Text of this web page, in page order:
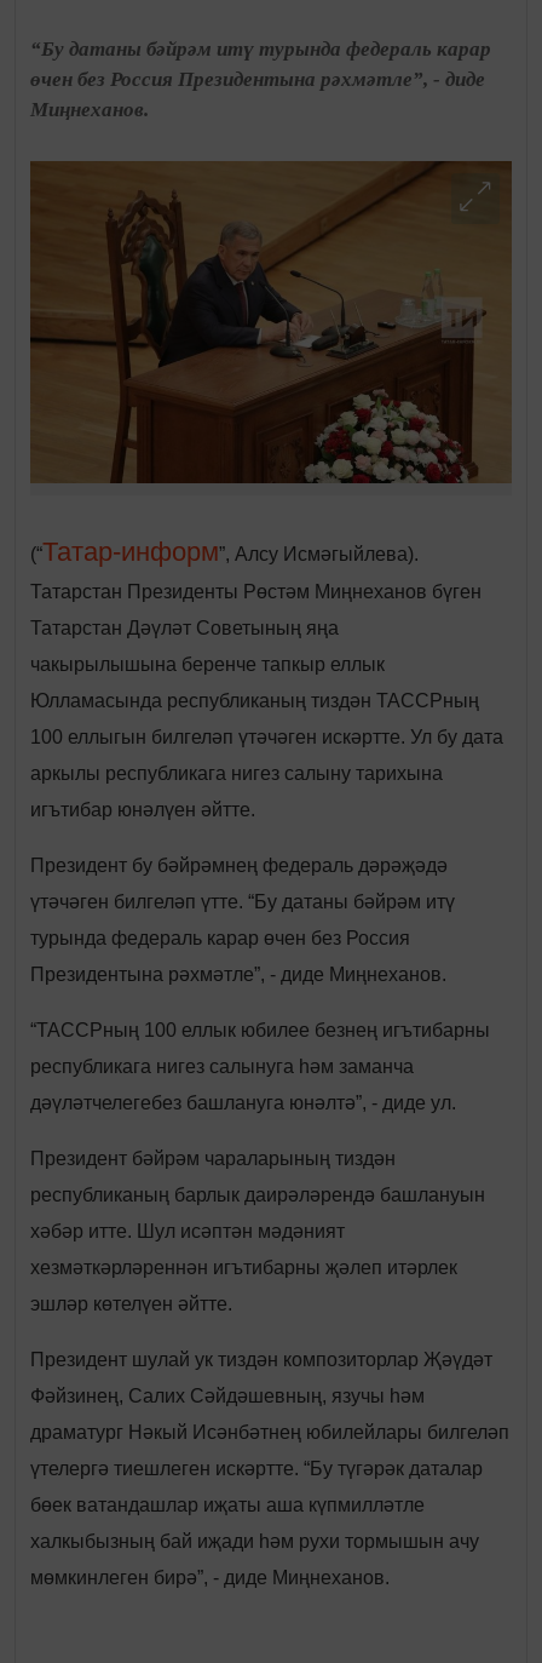
“Бу датаны бәйрәм итү турында федераль карар
өчен без Россия Президентына рәхмәтле”, - диде
Миңнеханов.
(“Татар-информ”, Алсу Исмәгыйлева).
Татарстан Президенты Рөстәм Миңнеханов бүген
Татарстан Дәүләт Советының яңа
чакырылышына беренче тапкыр еллык
Юлламасында республиканың тиздән ТАССРның
100 еллыгын билгеләп үтәчәген искәртте. Ул бу дата
аркылы республикага нигез салыну тарихына
игътибар юнәлүен әйтте.
Президент бу бәйрәмнең федераль дәрәҗәдә
үтәчәген билгеләп үтте. “Бу датаны бәйрәм итү
турында федераль карар өчен без Россия
Президентына рәхмәтле”, - диде Миңнеханов.
“ТАССРның 100 еллык юбилее безнең игътибарны
республикага нигез салынуга һәм заманча
дәүләтчелегебез башлануга юнәлтә”, - диде ул.
Президент бәйрәм чараларының тиздән
республиканың барлык даирәләрендә башлануын
хәбәр итте. Шул исәптән мәдәният
хезмәткәрләреннән игътибарны җәлеп итәрлек
эшләр көтелүен әйтте.
Президент шулай ук тиздән композиторлар Җәүдәт
Фәйзинең, Салих Сәйдәшевның, язучы һәм
драматург Нәкый Исәнбәтнең юбилейлары билгеләп
үтелергә тиешлеген искәртте. “Бу түгәрәк даталар
бөек ватандашлар иҗаты аша күпмилләтле
халкыбызның бай иҗади һәм рухи тормышын ачу
мөмкинлеген бирә”, - диде Миңнеханов.